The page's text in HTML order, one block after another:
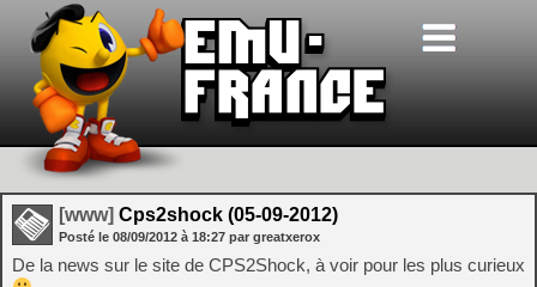
[www] Cps2shock (05-09-2012)
Posté le 08/09/2012 à 18:27 par greatxerox
De la news sur le site de CPS2Shock, à voir pour les plus curieux